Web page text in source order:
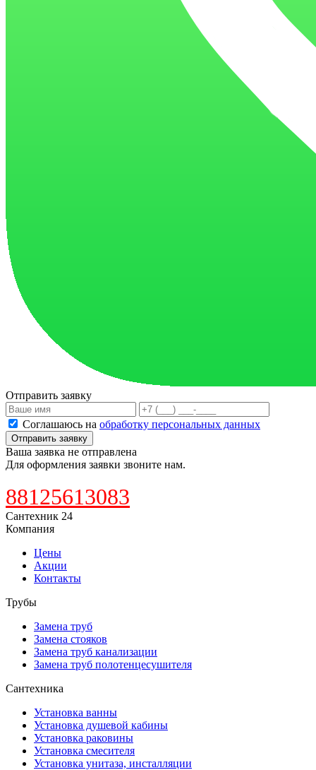
Отправить заявку
Соглашаюсь на обработку персональных данных
Отправить заявку
Ваша заявка не отправлена
Для оформления заявки звоните нам.
88125613083
Сантехник 24
Компания
Цены
Акции
Контакты
Трубы
Замена труб
Замена стояков
Замена труб канализации
Замена труб полотенцесушителя
Сантехника
Установка ванны
Установка душевой кабины
Установка раковины
Установка смесителя
Установка унитаза, инсталляции